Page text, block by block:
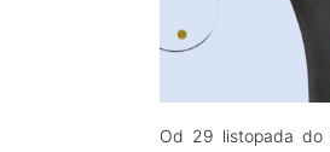
Od 29 listopada do